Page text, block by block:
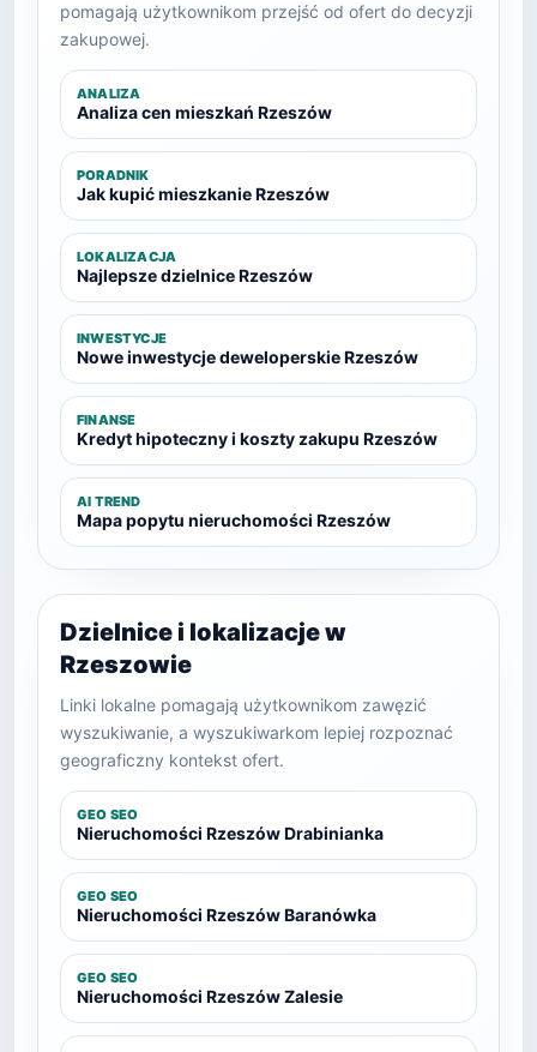
pomagają użytkownikom przejść od ofert do decyzji
zakupowej.
ANALIZA
Analiza cen mieszkań Rzeszów
PORADNIK
Jak kupić mieszkanie Rzeszów
LOKALIZACJA
Najlepsze dzielnice Rzeszów
INWESTYCJE
Nowe inwestycje deweloperskie Rzeszów
FINANSE
Kredyt hipoteczny i koszty zakupu Rzeszów
AI TREND
Mapa popytu nieruchomości Rzeszów
Dzielnice i lokalizacje w
Rzeszowie
Linki lokalne pomagają użytkownikom zawęzić
wyszukiwanie, a wyszukiwarkom lepiej rozpoznać
geograficzny kontekst ofert.
GEO SEO
Nieruchomości Rzeszów Drabinianka
GEO SEO
Nieruchomości Rzeszów Baranówka
GEO SEO
Nieruchomości Rzeszów Zalesie